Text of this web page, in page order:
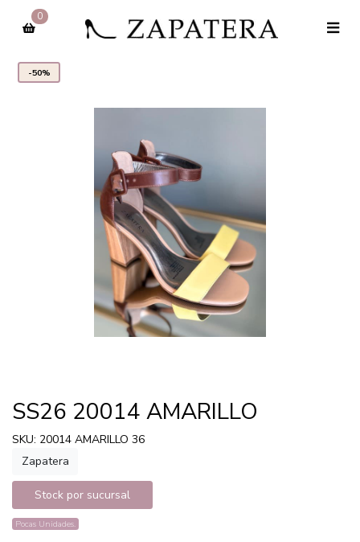
0
-50%
SS26 20014 AMARILLO
SKU: 20014 AMARILLO 36
Zapatera
Stock por sucursal
Pocas Unidades.